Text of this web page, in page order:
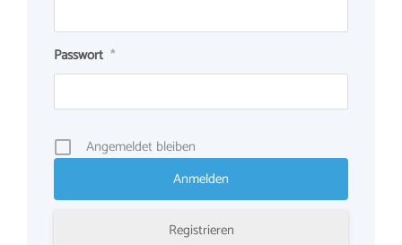
Passwort *
Angemeldet bleiben
Registrieren